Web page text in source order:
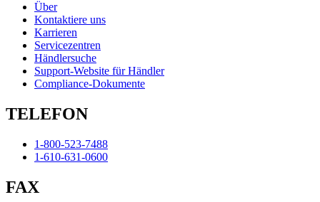
Über
Kontaktiere uns
Karrieren
Servicezentren
Händlersuche
Support-Website für Händler
Compliance-Dokumente
TELEFON
1-800-523-7488
1-610-631-0600
FAX